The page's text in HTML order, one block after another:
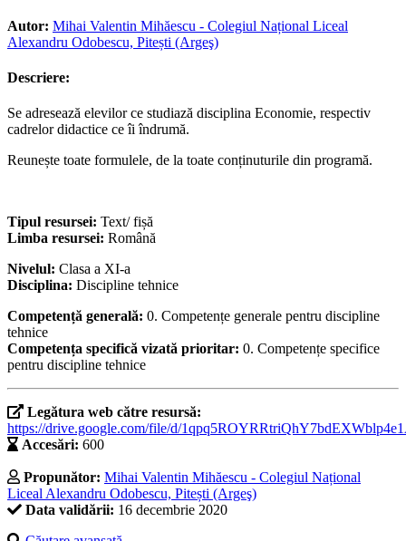
Autor: Mihai Valentin Mihăescu - Colegiul Național Liceal
Alexandru Odobescu, Pitești (Argeş)
Descriere:
Se adresează elevilor ce studiază disciplina Economie, respectiv
cadrelor didactice ce îi îndrumă.
Reunește toate formulele, de la toate conținuturile din programă.
Tipul resursei: Text/ fișă
Limba resursei: Română
Nivelul: Clasa a XI-a
Disciplina: Discipline tehnice
Competență generală: 0. Competențe generale pentru discipline
tehnice
Competența specifică vizată prioritar: 0. Competențe specifice
pentru discipline tehnice
Legătura web către resursă:
https://drive.google.com/file/d/
Accesări: 600
Propunător: Mihai Valentin Mihăescu - Colegiul Național
Liceal Alexandru Odobescu, Pitești (Argeş)
Data validării: 16 decembrie 2020